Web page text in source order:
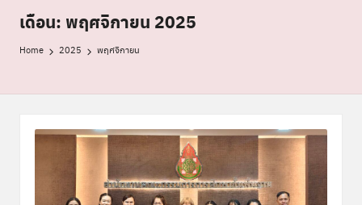
ก
า
ร
ก
o
e
เดือน: พฤศจิกายน 2025
Home 2025 พฤศจิกายน